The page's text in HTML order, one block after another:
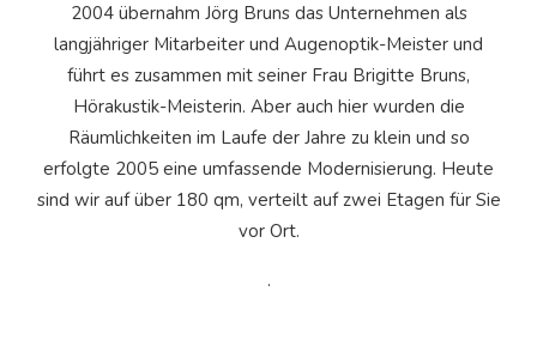
2004 übernahm Jörg Bruns das Unternehmen als
langjähriger Mitarbeiter und Augenoptik-Meister und
führt es zusammen mit seiner Frau Brigitte Bruns,
Hörakustik-Meisterin. Aber auch hier wurden die
Räumlichkeiten im Laufe der Jahre zu klein und so
erfolgte 2005 eine umfassende Modernisierung. Heute
sind wir auf über 180 qm, verteilt auf zwei Etagen für Sie
vor Ort.
.